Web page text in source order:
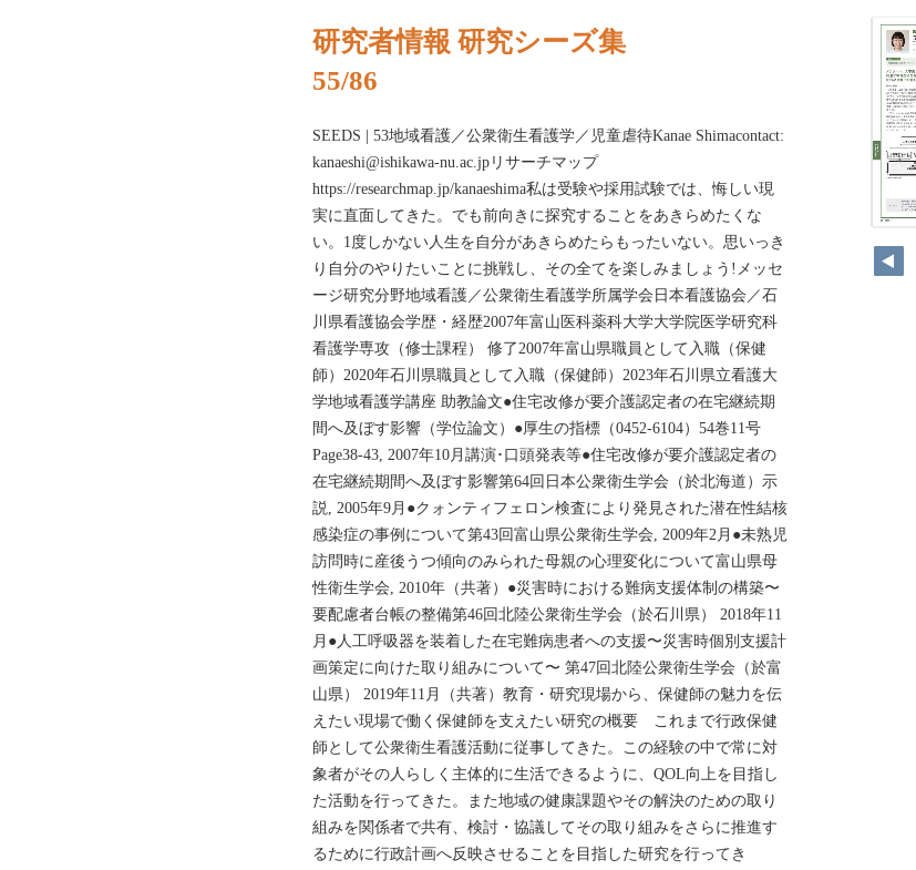
研究者情報 研究シーズ集
55/86
SEEDS | 53地域看護／公衆衛生看護学／児童虐待Kanae Shimacontact:
kanaeshi@ishikawa-nu.ac.jpリサーチマップ
https://researchmap.jp/kanaeshima私は受験や採用試験では、悔しい現
実に直面してきた。でも前向きに探究することをあきらめたくな
い。1度しかない人生を自分があきらめたらもったいない。思いっき
り自分のやりたいことに挑戦し、その全てを楽しみましょう!メッセ
ージ研究分野地域看護／公衆衛生看護学所属学会日本看護協会／石
川県看護協会学歴・経歴2007年富山医科薬科大学大学院医学研究科
看護学専攻（修士課程） 修了2007年富山県職員として入職（保健
師）2020年石川県職員として入職（保健師）2023年石川県立看護大
学地域看護学講座 助教論文●住宅改修が要介護認定者の在宅継続期
間へ及ぼす影響（学位論文）●厚生の指標（0452-6104）54巻11号
Page38-43, 2007年10月講演･口頭発表等●住宅改修が要介護認定者の
在宅継続期間へ及ぼす影響第64回日本公衆衛生学会（於北海道）示
説, 2005年9月●クォンティフェロン検査により発見された潜在性結核
感染症の事例について第43回富山県公衆衛生学会, 2009年2月●未熟児
訪問時に産後うつ傾向のみられた母親の心理変化について富山県母
性衛生学会, 2010年（共著）●災害時における難病支援体制の構築〜
要配慮者台帳の整備第46回北陸公衆衛生学会（於石川県） 2018年11
月●人工呼吸器を装着した在宅難病患者への支援〜災害時個別支援計
画策定に向けた取り組みについて〜 第47回北陸公衆衛生学会（於富
山県） 2019年11月（共著）教育・研究現場から、保健師の魅力を伝
えたい現場で働く保健師を支えたい研究の概要 これまで行政保健
師として公衆衛生看護活動に従事してきた。この経験の中で常に対
象者がその人らしく主体的に生活できるように、QOL向上を目指し
た活動を行ってきた。また地域の健康課題やその解決のための取り
組みを関係者で共有、検討・協議してその取り組みをさらに推進す
るために行政計画へ反映させることを目指した研究を行ってき